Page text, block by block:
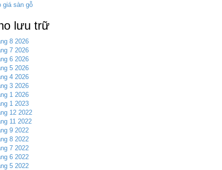
giá sàn gỗ
lưu trữ
8 2026
7 2026
6 2026
5 2026
4 2026
3 2026
1 2026
1 2023
12 2022
11 2022
9 2022
8 2022
7 2022
6 2022
5 2022